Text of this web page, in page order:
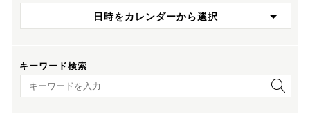
日時をカレンダーから選択
キーワード検索
キーワード検索